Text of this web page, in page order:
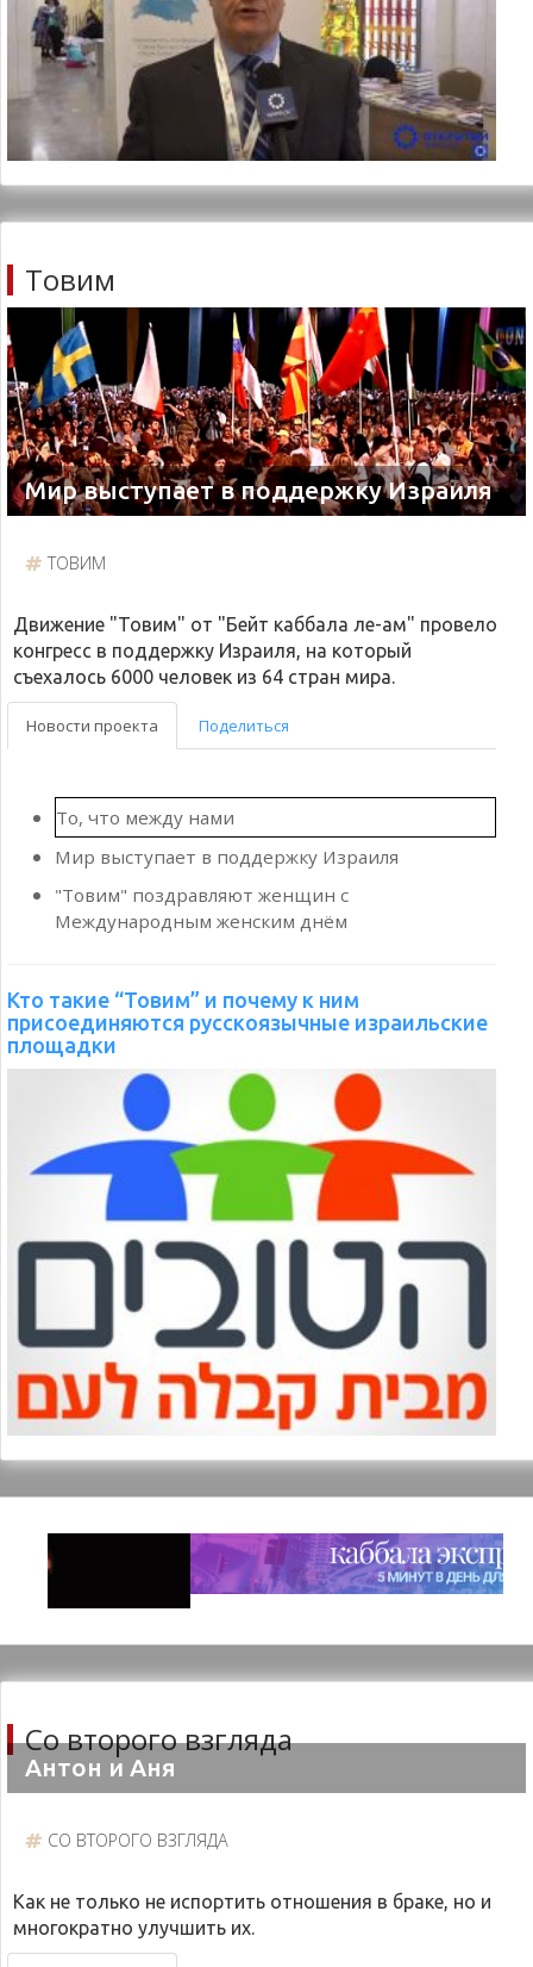
Товим
Мир выступает в поддержку Израиля
ТОВИМ
конгресс в поддержку Израиля, на который
Новости проекта Поделиться
То, что между нами
"Товим" поздравляют женщин с
Международным женским днём
Кто такие “Товим” и почему к ним
Со второго взгляда
Антон и Аня
СО ВТОРОГО ВЗГЛЯДА
многократно улучшить их.